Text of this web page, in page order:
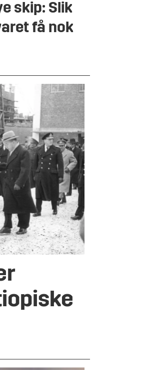
skip: Slik
få nok